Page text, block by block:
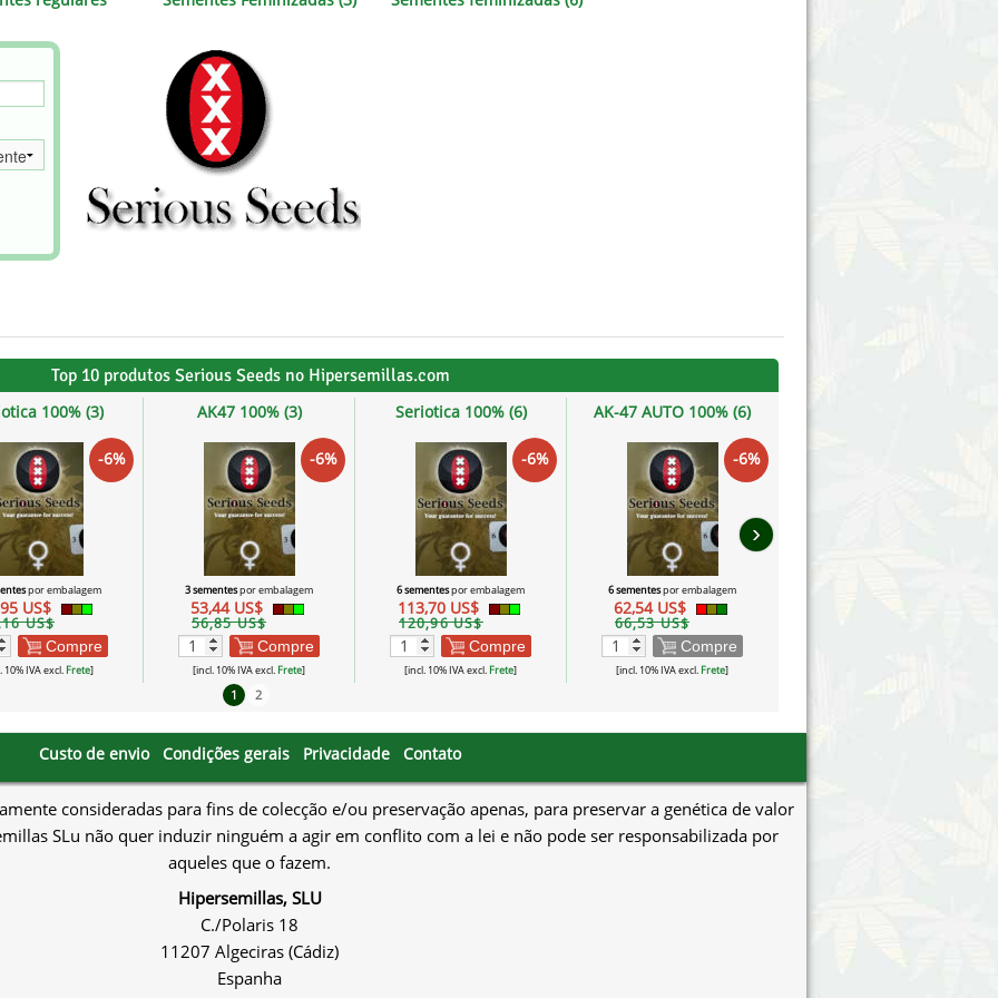
Great Gardener
Mandala
Medical Seeds Co.
Ministry of Cannabis
Paradise Seeds
Top 10 produtos Serious Seeds no Hipersemillas.com
100% (3)
-6%
por embalagem
US$
US$
Compre
10% IVA excl. Frete]
AK47 100% (3)
-6%
3 sementespor embalagem
53,44 US$
56,85 US$
Compre
[incl. 10% IVA excl. Frete]
Seriotica 100% (6)
-6%
6 sementespor embalagem
113,70 US$
120,96 US$
Compre
[incl. 10% IVA excl. Frete]
AK-47 AUTO 100% (6)
-6%
6 sementespor embalagem
62,54 US$
66,53 US$
Compre
[incl. 10% IVA excl. Frete]
›
1 2
Custo de envio Condições gerais Privacidade Contato
consideradas para fins de colecção e/ou preservação apenas, para preservar a genética de valor
SLu não quer induzir ninguém a agir em conflito com a lei e não pode ser responsabilizada por
aqueles que o fazem.
Hipersemillas, SLU
C./Polaris 18
11207 Algeciras (Cádiz)
Espanha